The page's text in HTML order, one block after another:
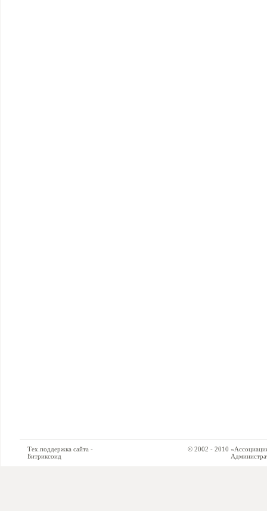
Тех.поддержка сайта -
Битриксоид
© 2002 - 2010 «Ассоциация